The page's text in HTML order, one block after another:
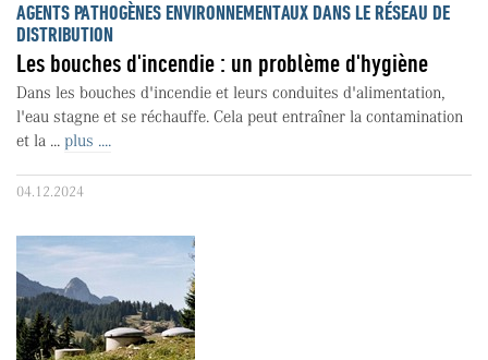
AGENTS PATHOGÈNES ENVIRONNEMENTAUX DANS LE RÉSEAU DE
DISTRIBUTION
Les bouches d'incendie : un problème d'hygiène
Dans les bouches d'incendie et leurs conduites d'alimentation,
l'eau stagne et se réchauffe. Cela peut entraîner la contamination
et la ... plus ....
04.12.2024